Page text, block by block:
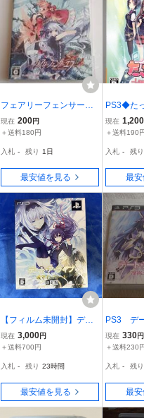
フェアリーフェンサーエ
フ PS3
現在 200円
＋送料180円
入札 - 残り 1日
最安値を見る
PS3◆た
ove
現在 1,200
＋送料190
入札 - 残り
最
【フィルム未開封】デー
ト・ア・ライブ 或守イン
ストール[限定版] PS3
現在 3,000円
＋送料700円
入札 - 残り 23時間
最安値を見る
PS3 デー
ブ 凛祢
現在 330円
＋送料230
入札 - 残り
最